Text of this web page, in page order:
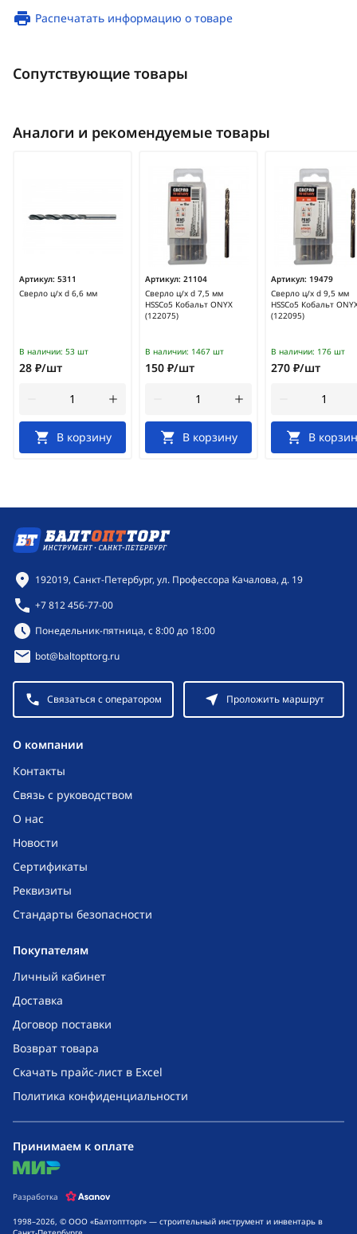
Распечатать информацию о товаре
Сопутствующие товары
Аналоги и рекомендуемые товары
Артикул: 5311
Сверло ц/х d 6,6 мм
В наличии: 53 шт
28 ₽/шт
В корзину
Артикул: 21104
Сверло ц/х d 7,5 мм
HSSCo5 Кобальт ONYX
(122075)
В наличии: 1467 шт
150 ₽/шт
В корзину
Артикул: 19479
Сверло ц/х d 9,5 мм
HSSCo5 Кобальт
(122095)
В наличии: 176 шт
270 ₽/шт
В
O компании
Контакты
Связь с руководством
О нас
Новости
Сертификаты
Реквизиты
Стандарты безопасности
Покупателям
Личный кабинет
Доставка
Договор поставки
Возврат товара
Скачать прайс-лист в Excel
Политика конфиденциальности
Контактная информация
192019, Санкт-Петербург, ул. Профессора Качалова, д. 19
+7 812 456-77-00
Режим работы:
Понедельник-пятница, с 8:00 до 18:00
bot@baltopttorg.ru
Связаться с оператором Проложить маршрут
1998–2026, © ООО «Балтоптторг» — строительный инструмент и инвентарь в
Принимаем к оплате
mir
Разработка